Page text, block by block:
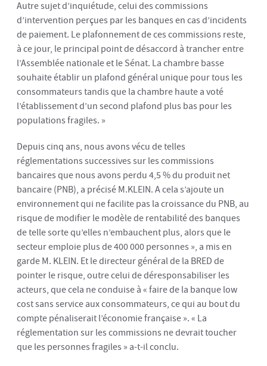
Autre sujet d’inquiétude, celui des commissions
d’intervention perçues par les banques en cas d’incidents
de paiement. Le plafonnement de ces commissions reste,
à ce jour, le principal point de désaccord à trancher entre
l’Assemblée nationale et le Sénat. La chambre basse
souhaite établir un plafond général unique pour tous les
consommateurs tandis que la chambre haute a voté
l’établissement d’un second plafond plus bas pour les
populations fragiles. »
Depuis cinq ans, nous avons vécu de telles
réglementations successives sur les commissions
bancaires que nous avons perdu 4,5 % du produit net
bancaire (PNB), a précisé M.KLEIN. A cela s’ajoute un
environnement qui ne facilite pas la croissance du PNB, au
risque de modifier le modèle de rentabilité des banques
de telle sorte qu’elles n’embauchent plus, alors que le
secteur emploie plus de 400 000 personnes », a mis en
garde M. KLEIN. Et le directeur général de la BRED de
pointer le risque, outre celui de déresponsabiliser les
acteurs, que cela ne conduise à « faire de la banque low
cost sans service aux consommateurs, ce qui au bout du
compte pénaliserait l’économie française ». « La
réglementation sur les commissions ne devrait toucher
que les personnes fragiles » a-t-il conclu.